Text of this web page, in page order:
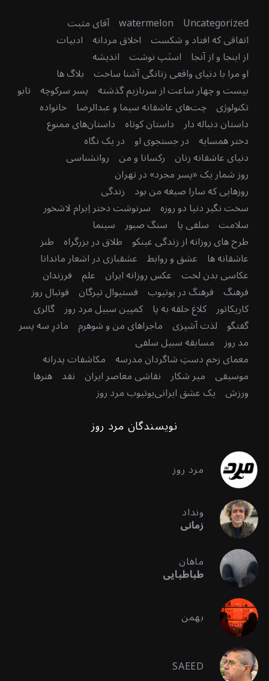
Uncategorized
watermelon آقای مثبت
اتفاقی که افتاد و شکست اخلاق مردانه ادبیات
از اینجا و از آنجا اسنَپ نوشت اندیشه
او مرا با دنیای واقعی زنانگی آشنا ساخت بلاگ ها
بیست و چهار ساعت از سربازیم گذشته پسر سرکوچه تابو
تکنولوژی چت‌های عاشقانه سیما و عبدالرضا خانواده
داستان دنباله دار داستان کوتاه داستان‌های ممنوع
دختر همسایه در جستجوی او در یک نگاه
دنیای عاشقانه زنان رکسانا و من روانشناسی
روز شمار یک «پسر مجرد» در تهران
روزهایی که سارا صیغه من بود زندگی
سخت نگیر دنیا دو روزه سرنوشت دختر اِبرام لاشخور
سلامت سلفی پا سنگ صبور سینما
طرح های روزانه از زندگی عینکو طلاق در بزرگراه طنز
عاشقانه ها عشق و روابط عشقبازی در اشعار ماندانا
عکاسی بدن لخت عکس روزانه ایران علم فرزندان
فرهنگ فرهنگ در یوتیوب فستیوال تیرگان فوتبال روز
کاریکاتور کلاغ حلقه به پا کمپین سبیل مرد روز گالری
گفتگو لذت آشپزی ماجراهای من و شوهرم مادرِ سه پسر
مد روز مسابقه سبیل سلفی
معمای زخم دستِ شاگردان مدرسه مکاشفات پدرانه
موسیقی میر شکار نقاشی معاصر ایران نقد هنرها
ورزش یک عشق ایرانییوتیوب مرد روز
نویسندگان مرد روز
مرد روز
ونداد
زمانی
ماهان
طباطبایی
بهمن
SAEED